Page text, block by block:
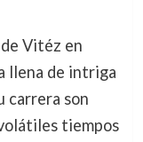
Vitéz en
llena de intriga
carrera son
tiempos